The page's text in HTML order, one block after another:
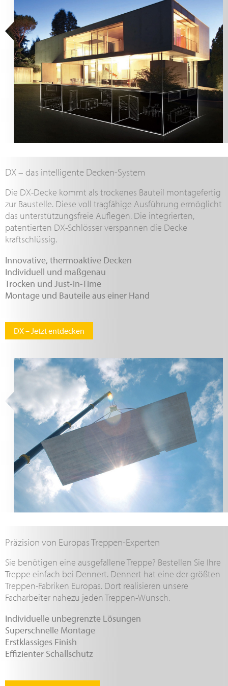
DX – das intelligente Decken-System
Die DX-Decke kommt als trockenes Bauteil montagefertig
zur Baustelle. Diese voll tragfähige Ausführung ermöglicht
das unterstützungsfreie Auflegen. Die integrierten,
patentierten DX-Schlösser verspannen die Decke
kraftschlüssig.
Innovative, thermoaktive Decken
Individuell und maßgenau
Trocken und Just-in-Time
Montage und Bauteile aus einer Hand
DX – Jetzt entdecken
Präzision von Europas Treppen-Experten
Sie benötigen eine ausgefallene Treppe? Bestellen Sie Ihre
Treppe einfach bei Dennert. Dennert hat eine der größten
Treppen-Fabriken Europas. Dort realisieren unsere
Facharbeiter nahezu jeden Treppen-Wunsch.
Individuelle unbegrenzte Lösungen
Superschnelle Montage
Erstklassiges Finish
Effizienter Schallschutz